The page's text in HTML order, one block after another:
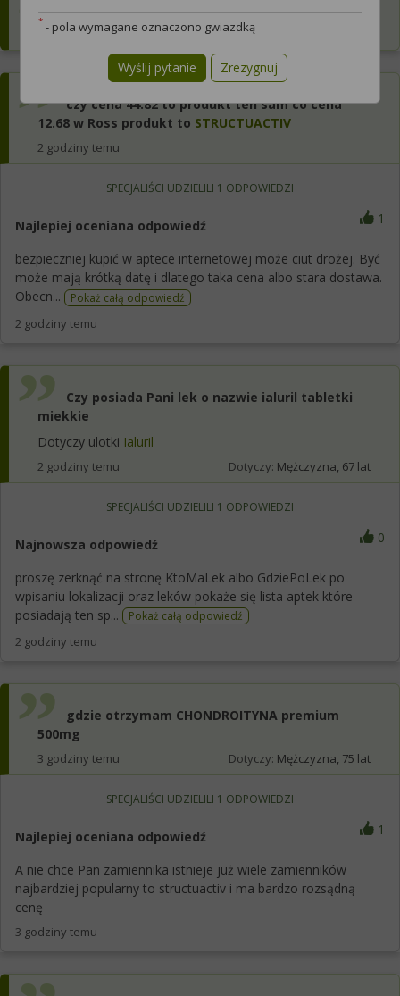
to proszę o wysłanie Structuactiv500 60 kaps
2 godziny temu
czy cena 44.82 to produkt ten sam co cena
12.68 w Ross produkt to STRUCTUACTIV
2 godziny temu
SPECJALIŚCI UDZIELILI 1 ODPOWIEDZI
Najlepiej oceniana odpowiedź 1
bezpieczniej kupić w aptece internetowej może ciut drożej. Być
może mają krótką datę i dlatego taka cena albo stara dostawa.
Obecn...
Pokaż całą odpowiedź
2 godziny temu
Czy posiada Pani lek o nazwie ialuril tabletki
miekkie
Dotyczy ulotki Ialuril
2 godziny temu Dotyczy: Mężczyzna, 67 lat
SPECJALIŚCI UDZIELILI 1 ODPOWIEDZI
Najnowsza odpowiedź 0
proszę zerknąć na stronę KtoMaLek albo GdziePoLek po
wpisaniu lokalizacji oraz leków pokaże się lista aptek które
posiadają ten sp...
Pokaż całą odpowiedź
2 godziny temu
gdzie otrzymam CHONDROITYNA premium
500mg
3 godziny temu Dotyczy: Mężczyzna, 75 lat
SPECJALIŚCI UDZIELILI 1 ODPOWIEDZI
Najlepiej oceniana odpowiedź 1
A nie chce Pan zamiennika istnieje już wiele zamienników
najbardziej popularny to structuactiv i ma bardzo rozsądną
cenę
3 godziny temu
* - pola wymagane oznaczono gwiazdką